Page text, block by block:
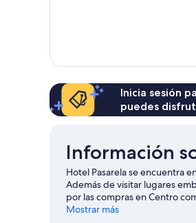
Inicia sesión
puedes
Información
Hotel Pasarela se encuentra
Además de visitar lugares
por las compras en Centro
calendario de Estadio La
Mostrar más